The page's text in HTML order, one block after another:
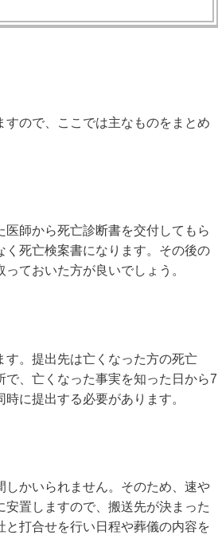
ので、ここでは主なものをまとめ
師から死亡診断書を交付してもら
死亡検案書になります。その後の
ておいた方が良いでしょう。
。提出先は亡くなった方の死亡
、亡くなった事実を知った日から7
に提出する必要があります。
かいられません。そのため、速や
置しますので、搬送先が決まった
打合せを行い日程や葬儀の内容を